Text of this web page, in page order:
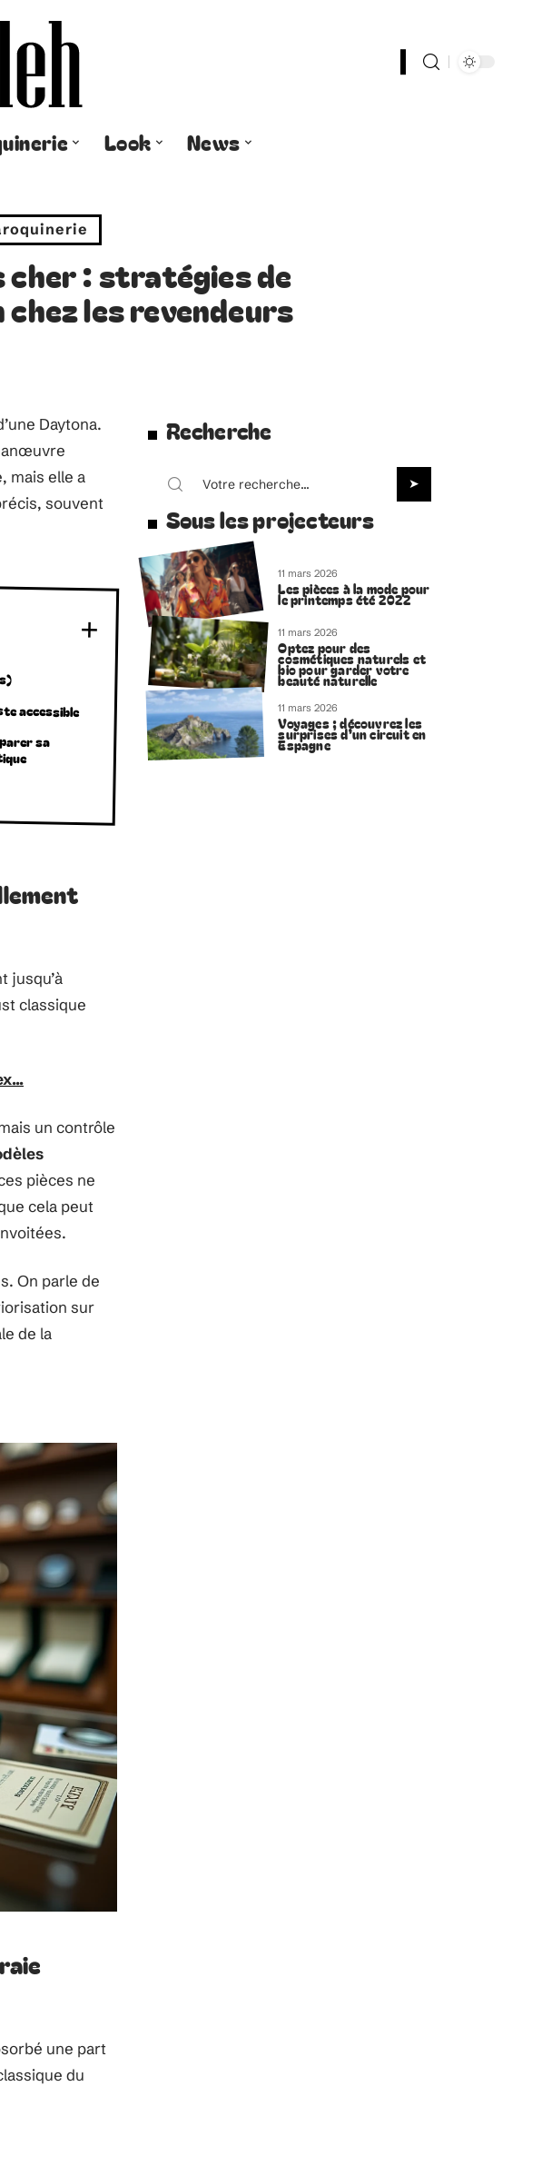
Look News
cher : stratégies de
les revendeurs
Daytona.
mais elle a
souvent
accessible
sa
jusqu’à
classique
un contrôle
pièces ne
cela peut
On parle de
sur
de la
une part
du
Recherche
Sous les projecteurs
11 mars 2026
Les pièces à la mode pour
le printemps été 2022
11 mars 2026
Optez pour des
cosmétiques naturels et
bio pour garder votre
beauté naturelle
11 mars 2026
Voyages ; découvrez les
surprises d’un circuit en
Espagne